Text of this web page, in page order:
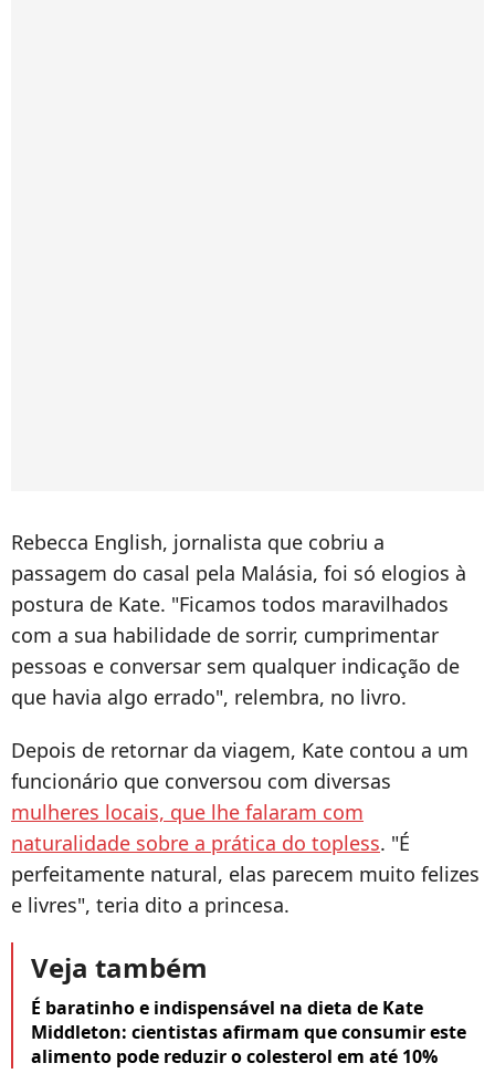
Rebecca English, jornalista que cobriu a
passagem do casal pela Malásia, foi só elogios à
postura de Kate. "Ficamos todos maravilhados
com a sua habilidade de sorrir, cumprimentar
pessoas e conversar sem qualquer indicação de
que havia algo errado", relembra, no livro.
Depois de retornar da viagem, Kate contou a um
funcionário que conversou com diversas
mulheres locais, que lhe falaram com
naturalidade sobre a prática do topless. "É
perfeitamente natural, elas parecem muito felizes
e livres", teria dito a princesa.
Veja também
É baratinho e indispensável na dieta de Kate
Middleton: cientistas afirmam que consumir este
alimento pode reduzir o colesterol em até 10%